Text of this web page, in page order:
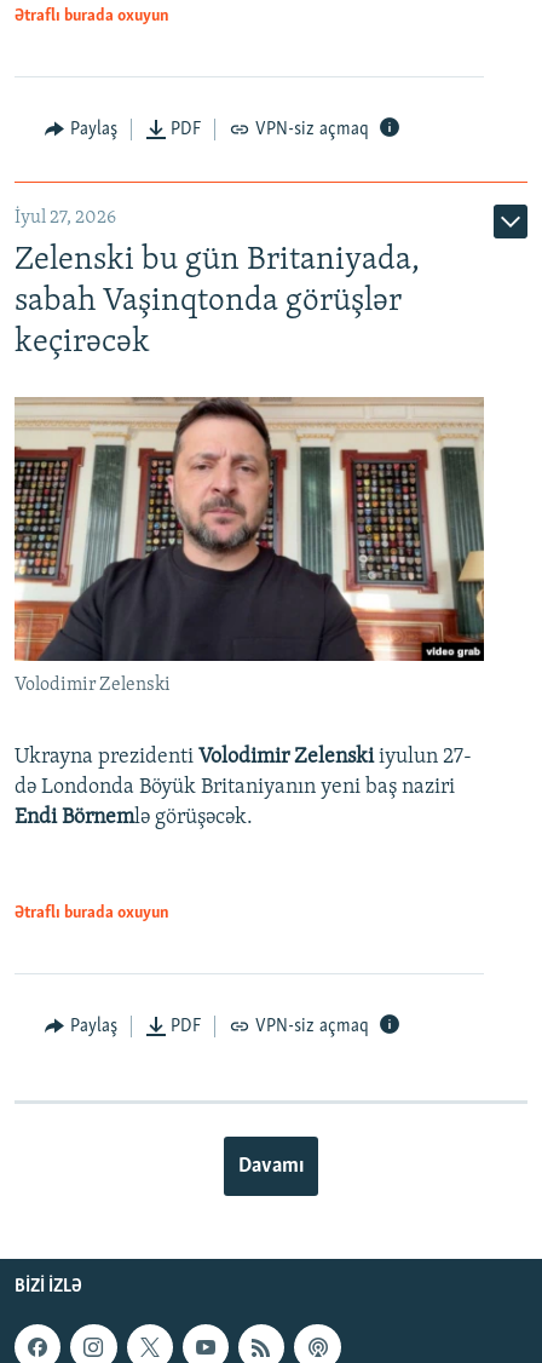
Ətraflı burada oxuyun
Paylaş PDF VPN-siz açmaq
İyul 27, 2026
Zelenski bu gün Britaniyada,
sabah Vaşinqtonda görüşlər
keçirəcək
Volodimir Zelenski
Ukrayna prezidenti Volodimir Zelenskiiyulun 27-
də Londonda Böyük Britaniyanın yeni baş naziri
Endi Börnemlə görüşəcək.
Ətraflı burada oxuyun
Paylaş PDF VPN-siz açmaq
Davamı
BIZI IZLƏ